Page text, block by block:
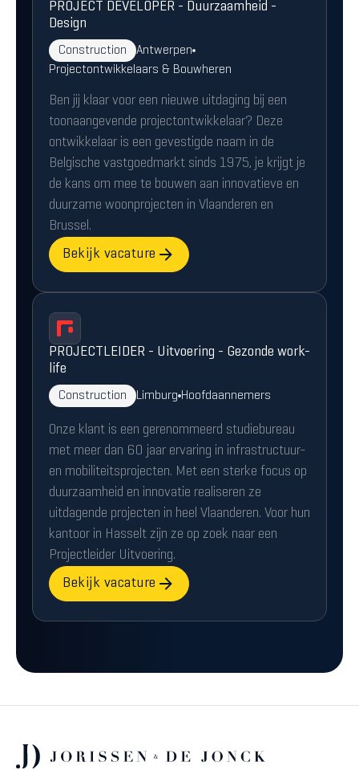
PROJECT DEVELOPER - Duurzaamheid -
Design
Construction
Antwerpen
Projectontwikkelaars & Bouwheren
Ben jij klaar voor een nieuwe uitdaging bij een
toonaangevende projectontwikkelaar? Deze
ontwikkelaar is een gevestigde naam in de
Belgische vastgoedmarkt sinds 1975, je krijgt je
de kans om mee te bouwen aan innovatieve en
duurzame woonprojecten in Vlaanderen en
Brussel.
Bekijk vacature
PROJECTLEIDER - Uitvoering - Gezonde work-
life
Construction Limburg Hoofdaannemers
Onze klant is een gerenommeerd studiebureau
met meer dan 60 jaar ervaring in infrastructuur-
en mobiliteitsprojecten. Met een sterke focus op
duurzaamheid en innovatie realiseren ze
uitdagende projecten in heel Vlaanderen. Voor hun
kantoor in Hasselt zijn ze op zoek naar een
Projectleider Uitvoering.
Bekijk vacature